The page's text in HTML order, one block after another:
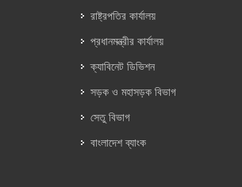
রাষ্ট্রপতির কার্যালয়
প্রধানমন্ত্রীর কার্যালয়
ক্যাবিনেট ডিভিশন
সড়ক ও মহাসড়ক বিভাগ
সেতু বিভাগ
বাংলাদেশ ব্যাংক